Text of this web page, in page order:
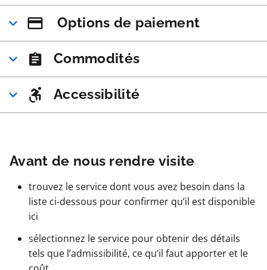
Options de paiement
Commodités
Accessibilité
Avant de nous rendre visite
trouvez le service dont vous avez besoin dans la
liste ci-dessous pour confirmer qu’il est disponible
ici
sélectionnez le service pour obtenir des détails
tels que l’admissibilité, ce qu’il faut apporter et le